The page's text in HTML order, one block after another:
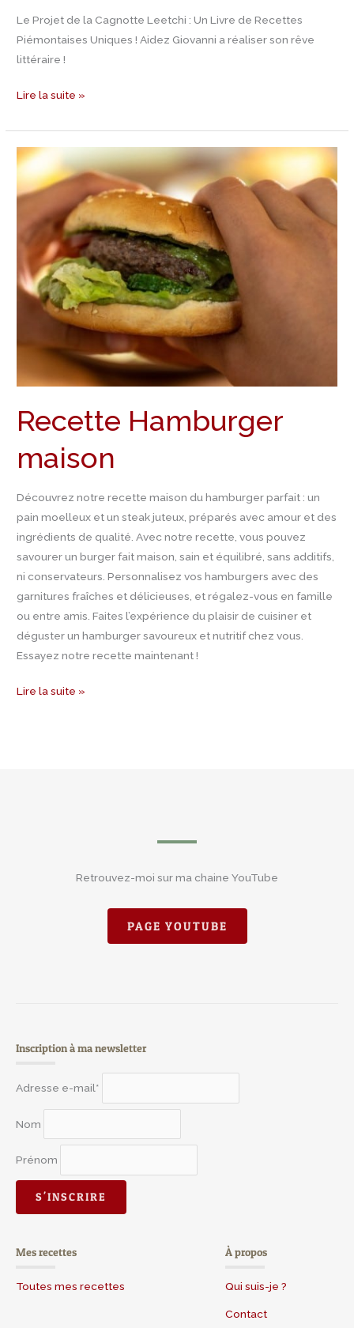
Le Projet de la Cagnotte Leetchi : Un Livre de Recettes
Piémontaises Uniques ! Aidez Giovanni a réaliser son rêve
littéraire !
Lire la suite »
Recette Hamburger
maison
Découvrez notre recette maison du hamburger parfait : un
pain moelleux et un steak juteux, préparés avec amour et des
ingrédients de qualité. Avec notre recette, vous pouvez
savourer un burger fait maison, sain et équilibré, sans additifs,
ni conservateurs. Personnalisez vos hamburgers avec des
garnitures fraîches et délicieuses, et régalez-vous en famille
ou entre amis. Faites l’expérience du plaisir de cuisiner et
déguster un hamburger savoureux et nutritif chez vous.
Essayez notre recette maintenant !
Recette
Hamburger
maison
Lire la suite »
Retrouvez-moi sur ma chaine YouTube
PAGE YOUTUBE
Inscription à ma newsletter
Adresse e-mail*
Nom
Prénom
Mes recettes
Toutes mes recettes
À propos
Qui suis-je ?
Contact